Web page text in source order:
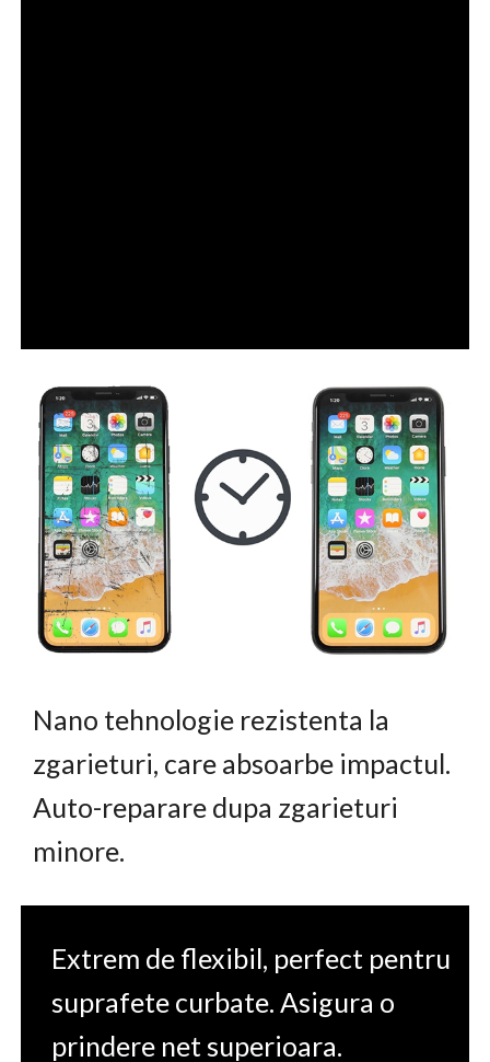
Nano tehnologie rezistenta la
zgarieturi, care absoarbe impactul.
Auto-reparare dupa zgarieturi
minore.
Extrem de flexibil, perfect pentru
suprafete curbate. Asigura o
prindere net superioara.